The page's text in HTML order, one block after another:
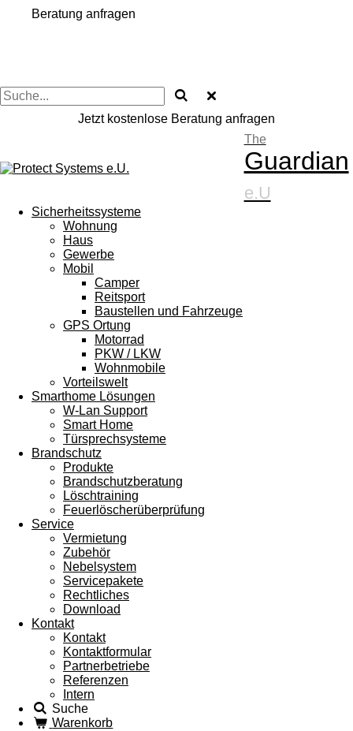
Beratung anfragen
Jetzt kostenlose Beratung anfragen
The
Guardian
e.U
Sicherheitssysteme
Wohnung
Haus
Gewerbe
Mobil
Camper
Reitsport
Baustellen und Fahrzeuge
GPS Ortung
Motorrad
PKW / LKW
Wohnmobile
Vorteilswelt
Smarthome Lösungen
W-Lan Support
Smart Home
Türsprechsysteme
Brandschutz
Produkte
Brandschutzberatung
Löschtraining
Feuerlöscherüberprüfung
Service
Vermietung
Zubehör
Nebelsystem
Servicepakete
Rechtliches
Download
Kontakt
Kontakt
Kontaktformular
Partnerbetriebe
Referenzen
Intern
Suche
Warenkorb